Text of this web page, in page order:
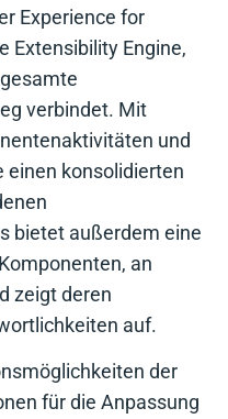
Experience for
Extensibility Engine,
verbindet. Mit
und
einen konsolidierten
bietet außerdem eine
an
zeigt deren
auf.
der
für die Anpassung